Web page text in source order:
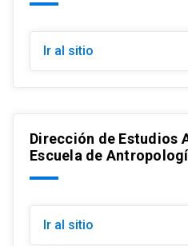
Ir al sitio
Dirección de Estudios
Escuela de
Ir al sitio